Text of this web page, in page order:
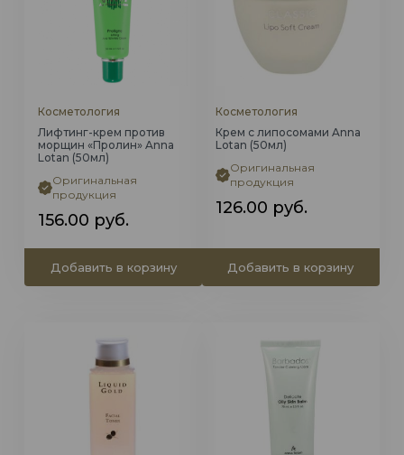
Косметология
Лифтинг-крем против
морщин «Пролин» Anna
Lotan (50мл)
Оригинальная
продукция
156.00 руб.
Добавить в корзину
Косметология
Крем с липосомами Anna
Lotan (50мл)
Оригинальная
продукция
126.00 руб.
Добавить в корзину